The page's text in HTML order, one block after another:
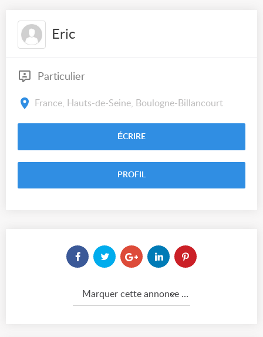
Eric
Particulier
France, Hauts-de-Seine, Boulogne-Billancourt
ÉCRIRE
PROFIL
Marquer cette annonce comme...